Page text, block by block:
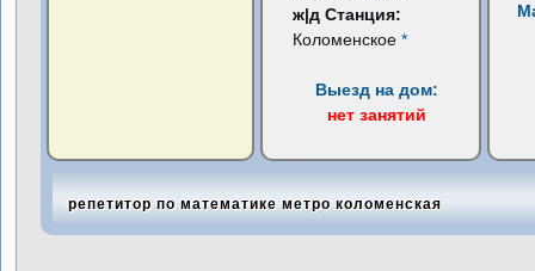
ж|д Станция:
Коломенское*
Выезд на дом:
нет занятий
репетитор по математике метро коломенская